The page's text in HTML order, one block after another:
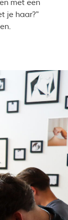
met een
je haar?”